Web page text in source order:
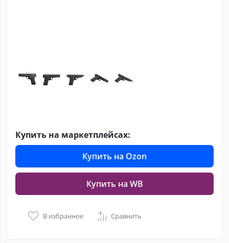
Купить на маркетплейсах:
Купить на Ozon
Купить на WB
В избранное Сравнить